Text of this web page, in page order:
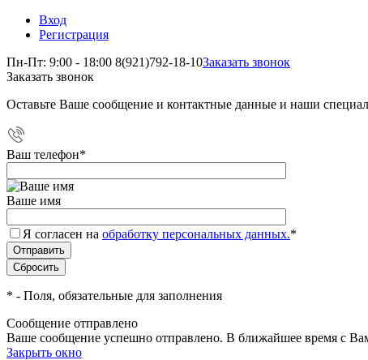
Вход
Регистрация
Пн-Пт: 9:00 - 18:00 8(921)792-18-10Заказать звонок
Заказать звонок
Оставьте Ваше сообщение и контактные данные и наши
Ваш телефон*
Ваше имя
Я согласен на обработку персональных данных.*
* - Поля, обязательные для заполнения
Сообщение отправлено
Ваше сообщение успешно отправлено. В ближайшее время с
Закрыть окно